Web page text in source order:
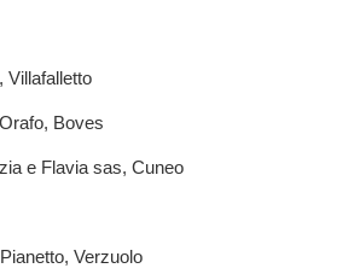
Villafalletto
Boves
e Flavia sas, Cuneo
Verzuolo